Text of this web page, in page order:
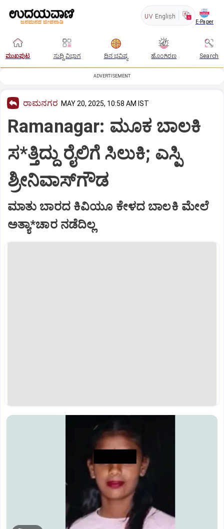
UV English
E-Paper
ಮುಖಪುಟ ಸುದ್ದಿ ವಿಭಾಗ ದಿನ ಭವಿಷ್ಯ ಹೊಂಗಿರಣ Search
ADVERTISEMENT
ರಾಮನಗರ MAY 20, 2025, 10:58 AM IST
Ramanagar: ಮೂಕ ಬಾಲಕಿ
ಸ*ತ್ತಿದ್ದು ರೈಲಿಗೆ ಸಿಲುಕಿ; ಎಸ್ಪಿ
ಶ್ರೀನಿವಾಸ್‌ಗೌಡ
ಮಾತು ಬಾರದ ಕಿವಿಯೂ ಕೇಳದ ಬಾಲಕಿ ಮೇಲೆ
ಅತ್ಯಾ*ಚಾರ ನಡೆದಿಲ್ಲ